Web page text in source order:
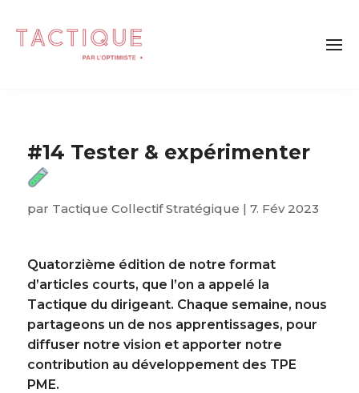
#14 Tester & expérimenter
par Tactique Collectif Stratégique | 7. Fév 2023
Quatorzième édition de notre format
d’articles courts, que l’on a appelé la
Tactique du dirigeant. Chaque semaine, nous
partageons un de nos apprentissages, pour
diffuser notre vision et apporter notre
contribution au développement des TPE
PME.